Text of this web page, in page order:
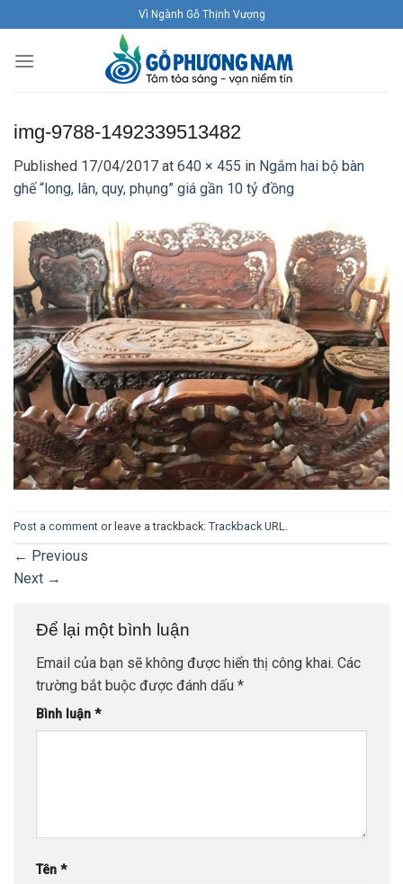
to
content
Vì Ngành Gỗ Thịnh Vượng
img-9788-1492339513482
Published 17/04/2017 at 640 × 455 in Ngắm hai bộ bàn
ghế “long, lân, quy, phụng” giá gần 10 tỷ đồng
Post a comment or leave a trackback: Trackback URL.
← Previous
Next →
Để lại một bình luận
Email của bạn sẽ không được hiển thị công khai. Các
trường bắt buộc được đánh dấu *
Bình luận *
Tên *